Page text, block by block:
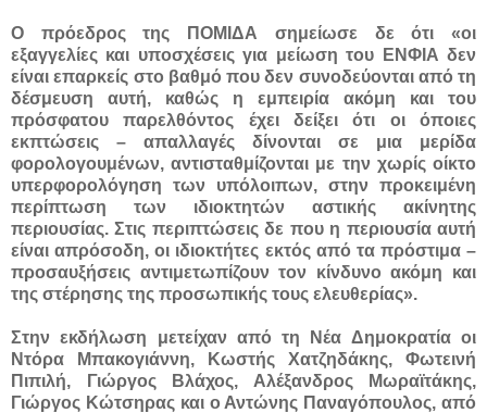
Ο πρόεδρος της ΠΟΜΙΔΑ σημείωσε δε ότι «οι
εξαγγελίες και υποσχέσεις για μείωση του ΕΝΦΙΑ δεν
είναι επαρκείς στο βαθμό που δεν συνοδεύονται από τη
δέσμευση αυτή, καθώς η εμπειρία ακόμη και του
πρόσφατου παρελθόντος έχει δείξει ότι οι όποιες
εκπτώσεις – απαλλαγές δίνονται σε μια μερίδα
φορολογουμένων, αντισταθμίζονται με την χωρίς οίκτο
υπερφορολόγηση των υπόλοιπων, στην προκειμένη
περίπτωση των ιδιοκτητών αστικής ακίνητης
περιουσίας. Στις περιπτώσεις δε που η περιουσία αυτή
είναι απρόσοδη, οι ιδιοκτήτες εκτός από τα πρόστιμα –
προσαυξήσεις αντιμετωπίζουν τον κίνδυνο ακόμη και
της στέρησης της προσωπικής τους ελευθερίας».
Στην εκδήλωση μετείχαν από τη Νέα Δημοκρατία οι
Ντόρα Μπακογιάννη, Κωστής Χατζηδάκης, Φωτεινή
Πιπιλή, Γιώργος Βλάχος, Αλέξανδρος Μωραϊτάκης,
Γιώργος Κώτσηρας και ο Αντώνης Παναγόπουλος, από